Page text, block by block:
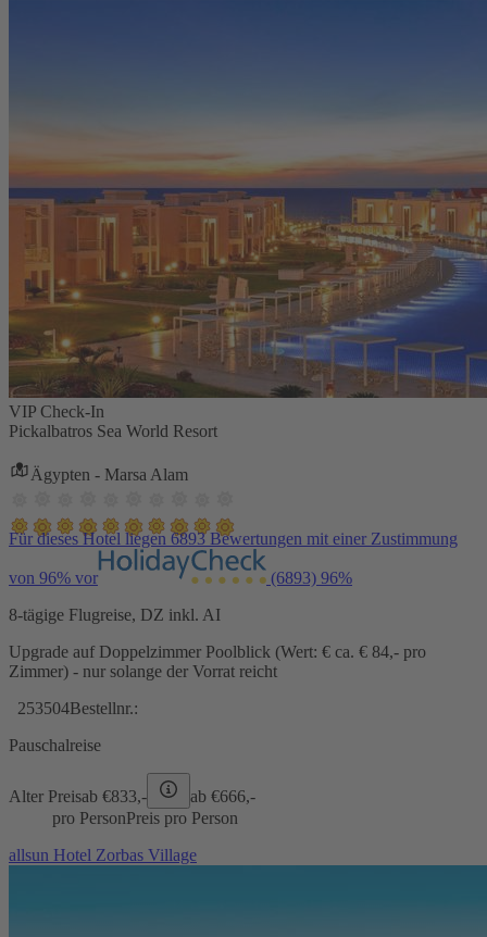
VIP Check-In
Pickalbatros Sea World Resort
Ägypten - Marsa Alam
Für dieses Hotel liegen 6893 Bewertungen mit einer Zustimmung
von 96% vor (6893) 96%
8-tägige Flugreise, DZ inkl. AI
Upgrade auf Doppelzimmer Poolblick (Wert: € ca. € 84,- pro
Zimmer) - nur solange der Vorrat reicht
253504Bestellnr.:
Pauschalreise
Alter Preisab €833,- ab €666,-
pro PersonPreis pro Person
allsun Hotel Zorbas Village